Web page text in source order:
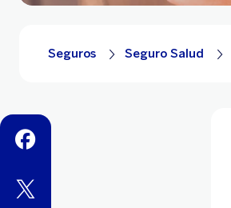
facebook
twitter
Seguros Seguro Salud